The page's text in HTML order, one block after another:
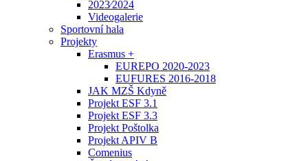
2023⁄2024
Videogalerie
Sportovní hala
Projekty
Erasmus +
EUREPO 2020-2023
EUFURES 2016-2018
JAK MZŠ Kdyně
Projekt ESF 3.1
Projekt ESF 3.3
Projekt Poštolka
Projekt APIV B
Comenius